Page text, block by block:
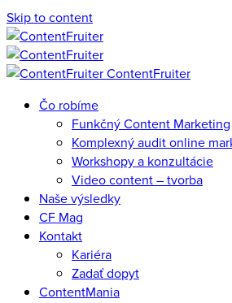
Skip to content
ContentFruiter
Čo robíme
Funkčný Content Marketing
Komplexný audit online
Workshopy a konzultácie
Video content – tvorba
Naše výsledky
CF Mag
Kontakt
Kariéra
Zadať dopyt
ContentMania